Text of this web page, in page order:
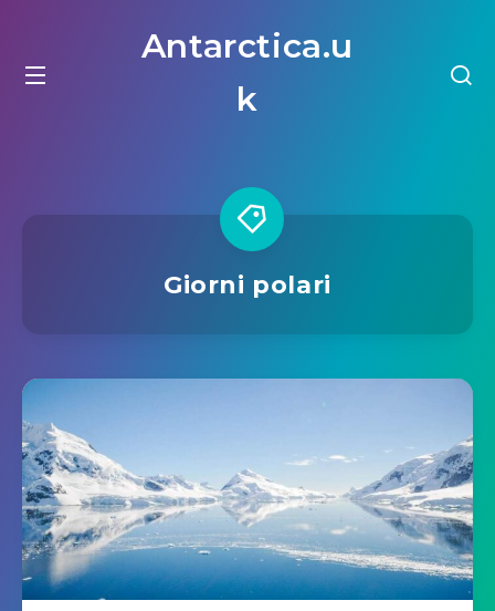
Antarctica.u
k
Giorni polari